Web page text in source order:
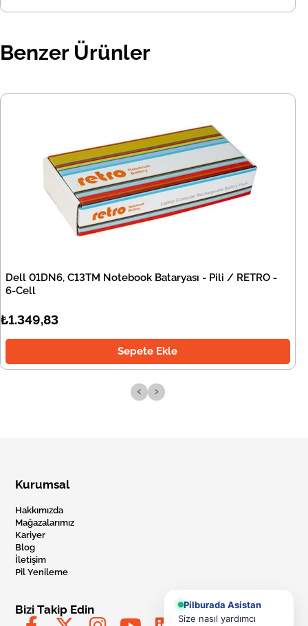
Benzer Ürünler
Dell 01DN6, C13TM Notebook Bataryası - Pili / RETRO -
6-Cell
₺1.349,83
Sepete Ekle
‹ ›
Kurumsal
Hakkımızda
Mağazalarımız
Kariyer
Blog
İletişim
Pil Yenileme
Bizi Takip Edin
Pilburada Asistan
Size nasıl yardımcı